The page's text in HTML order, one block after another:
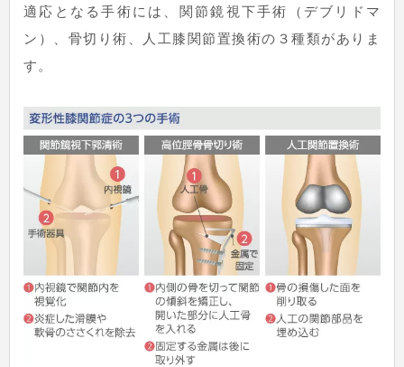
適応となる手術には、関節鏡視下手術（デブリドマ
ン）、骨切り術、人工膝関節置換術の３種類がありま
す。